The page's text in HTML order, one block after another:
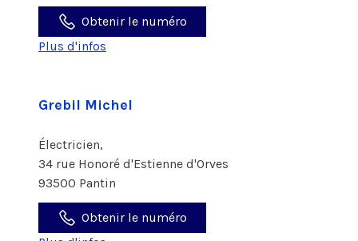
Obtenir le numéro
Plus d'infos
Grebil Michel
Électricien,
34 rue Honoré d'Estienne d'Orves
93500 Pantin
Obtenir le numéro